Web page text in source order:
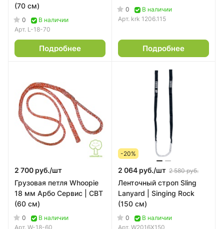
(70 см)
0
В наличии
Арт. L-18-70
Подробнее
0
В наличии
Арт. krk 1206.115
Подробнее
2 700 руб./шт
Грузовая петля Whoopie
18 мм Арбо Сервис | СВТ
(60 см)
0
В наличии
Арт. W-18-60
-20%
2 064 руб./шт 2 580 руб.
Ленточный строп Sling
Lanyard | Singing Rock
(150 см)
0
В наличии
Арт. W2016X150